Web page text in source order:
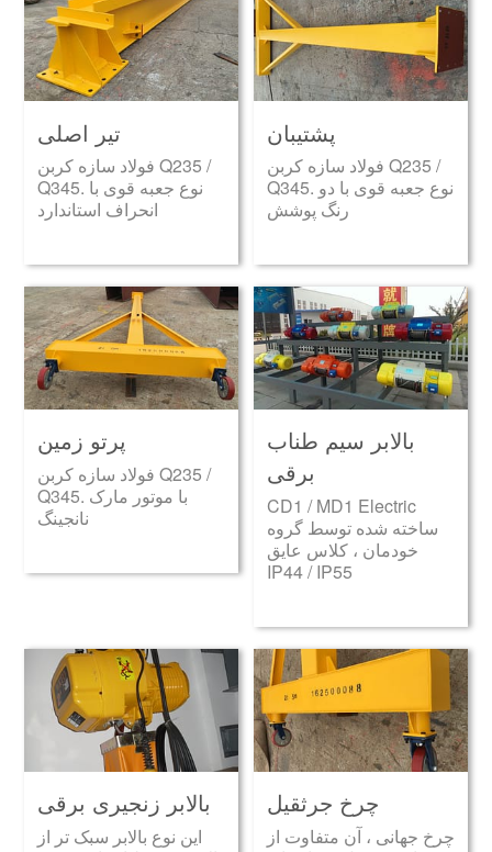
تیر اصلی
فولاد سازه کربن Q235 /
Q345. نوع جعبه قوی با
انحراف استاندارد
پشتیبان
فولاد سازه کربن Q235 /
Q345. نوع جعبه قوی با دو
رنگ پوشش
پرتو زمین
فولاد سازه کربن Q235 /
Q345. با موتور مارک
نانجینگ
بالابر سیم طناب
برقی
CD1 / MD1 Electric
ساخته شده توسط گروه
خودمان ، کلاس عایق
IP44 / IP55
بالابر زنجیری برقی
این نوع بالابر سبک تر از
چرخ جرثقیل
چرخ جهانی ، آن متفاوت از